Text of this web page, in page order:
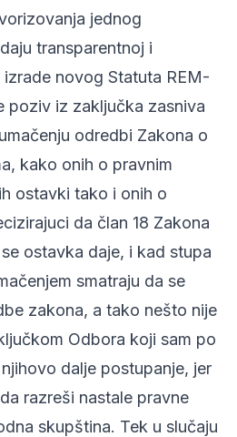
jednog
transparentnoj i
novog Statuta REM-
poziv iz zaključka zasniva
odredbi Zakona o
kako onih o pravnim
ostavki tako i onih o
da član 18 Zakona
ostavka daje, i kad stupa
smatraju da se
zakona, a tako nešto nije
Odbora koji sam po
dalje postupanje, jer
razreši nastale pravne
skupština. Tek u slučaju